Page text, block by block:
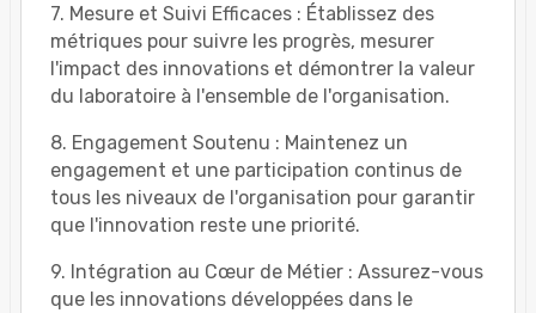
7. Mesure et Suivi Efficaces : Établissez des
métriques pour suivre les progrès, mesurer
l'impact des innovations et démontrer la valeur
du laboratoire à l'ensemble de l'organisation.
8. Engagement Soutenu : Maintenez un
engagement et une participation continus de
tous les niveaux de l'organisation pour garantir
que l'innovation reste une priorité.
9. Intégration au Cœur de Métier : Assurez-vous
que les innovations développées dans le